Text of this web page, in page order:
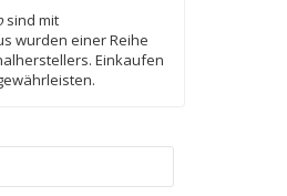
sind mit
wurden einer Reihe
Einkaufen